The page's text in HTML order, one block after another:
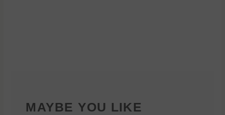
MAYBE YOU LIKE